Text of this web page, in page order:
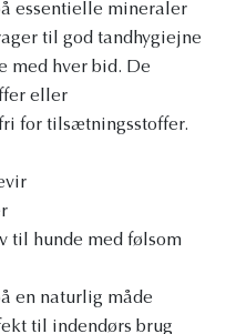
essentielle mineraler
til god tandhygiejne
med hver bid. De
eller
for tilsætningsstoffer.
til hunde med følsom
en naturlig måde
til indendørs brug